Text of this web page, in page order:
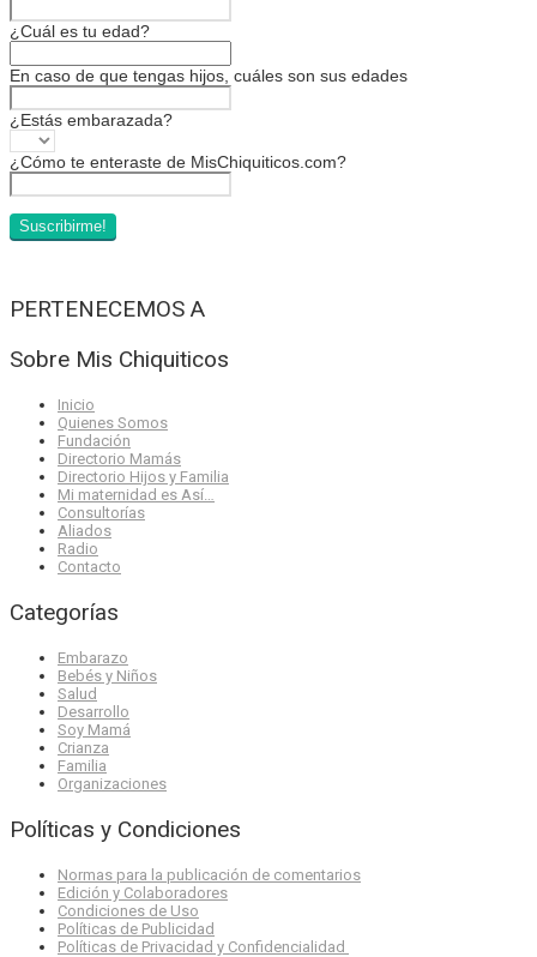
¿Cuál es tu edad?
En caso de que tengas hijos, cuáles son sus edades
¿Estás embarazada?
¿Cómo te enteraste de MisChiquiticos.com?
PERTENECEMOS A
Sobre Mis Chiquiticos
Inicio
Quienes Somos
Fundación
Directorio Mamás
Directorio Hijos y Familia
Mi maternidad es Así…
Consultorías
Aliados
Radio
Contacto
Categorías
Embarazo
Bebés y Niños
Salud
Desarrollo
Soy Mamá
Crianza
Familia
Organizaciones
Políticas y Condiciones
Normas para la publicación de comentarios
Edición y Colaboradores
Condiciones de Uso
Políticas de Publicidad
Políticas de Privacidad y Confidencialidad